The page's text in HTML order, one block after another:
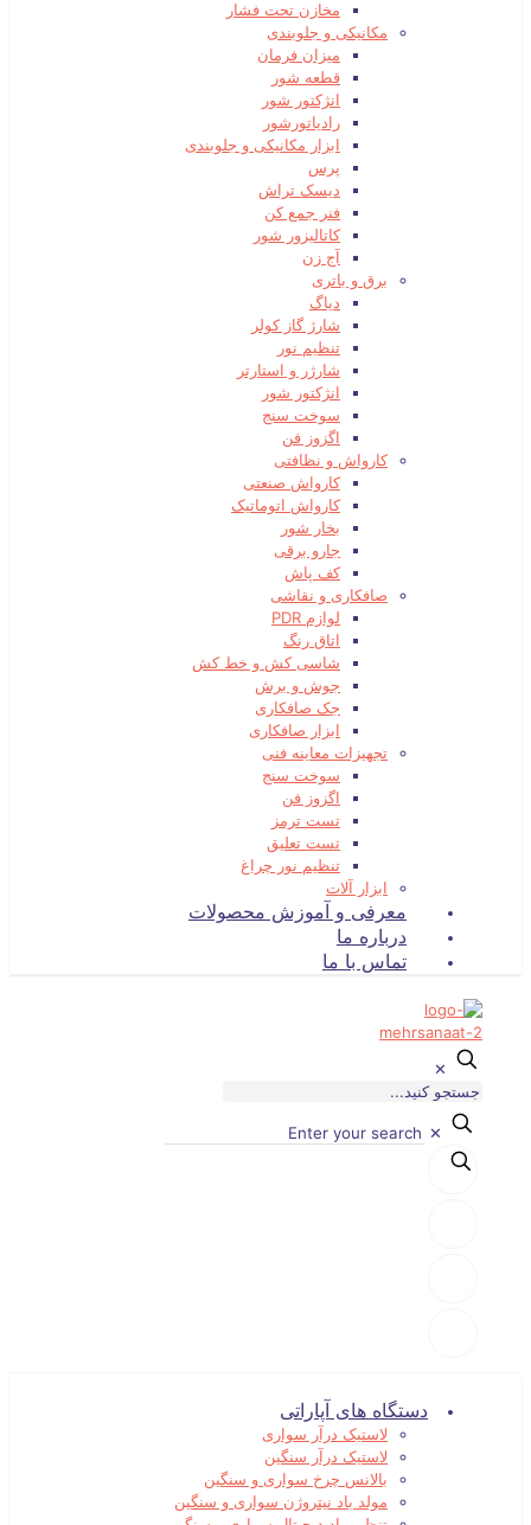
مخازن تحت فشار
مکانیکی و جلوبندی
میزان فرمان
قطعه شور
انژکتور شور
رادیاتورشور
ابزار مکانیکی و جلوبندی
پرس
دیسک تراش
فنر جمع کن
کاتالیزور شور
آج زن
برق و باتری
دیاگ
شارژ گاز کولر
تنظیم نور
شارژر و استارتر
انژکتور شور
سوخت سنج
اگزوز فن
کارواش و نظافتی
کارواش صنعتی
کارواش اتوماتیک
بخار شور
جارو برقی
کف پاش
صافکاری و نقاشی
لوازم PDR
اتاق رنگ
شاسی کش و خط کش
جوش و برش
جک صافکاری
ابزار صافکاری
تجهیزات معاینه فنی
سوخت سنج
اگزوز فن
تست ترمز
تست تعلیق
تنظیم نور چراغ
ابزار آلات
معرفی و آموزش محصولات
درباره ما
تماس با ما
✕
✕
دستگاه های آپاراتی
لاستیک درآر سواری
لاستیک درآر سنگین
بالانس چرخ سواری و سنگین
مولد باد نیتروژن سواری و سنگین